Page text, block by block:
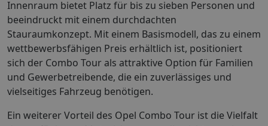
Innenraum bietet Platz für bis zu sieben Personen und
beeindruckt mit einem durchdachten
Stauraumkonzept. Mit einem Basismodell, das zu einem
wettbewerbsfähigen Preis erhältlich ist, positioniert
sich der Combo Tour als attraktive Option für Familien
und Gewerbetreibende, die ein zuverlässiges und
vielseitiges Fahrzeug benötigen.
Ein weiterer Vorteil des Opel Combo Tour ist die Vielfalt